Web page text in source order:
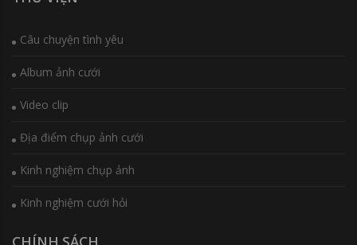
Câu chuyện tình yêu
Album ảnh cưới
Video clip
Địa điểm chụp ảnh cưới
Kinh nghiệm chụp ảnh
Kinh nghiệm cưới hỏi